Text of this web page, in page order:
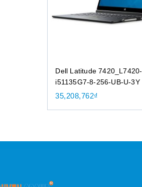
Dell Latitude 7420_L7420-
i51135G7-8-256-UB-U-3Y
35,208,762₫